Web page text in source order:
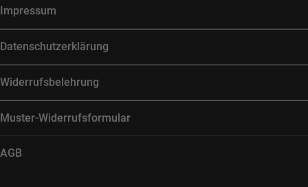
Impressum
Datenschutzerklärung
Widerrufsbelehrung
Muster-Widerrufsformular
AGB